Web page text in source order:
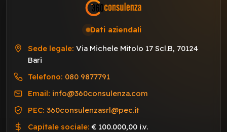
Dati aziendali
Sede legale: Via Michele Mitolo 17 Scl.B, 70124
Bari
Telefono: 080 9877791
Email: info@360consulenza.com
PEC: 360consulenzasrl@pec.it
Capitale sociale: € 100.000,00 i.v.